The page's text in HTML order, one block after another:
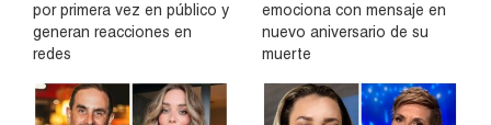
por primera vez en público y
generan reacciones en
redes
emociona con mensaje en
nuevo aniversario de su
muerte